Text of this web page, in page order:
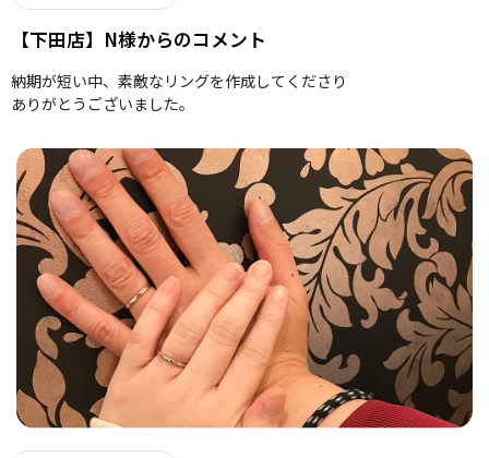
【下田店】N様からのコメント
納期が短い中、素敵なリングを作成してくださり
ありがとうございました。